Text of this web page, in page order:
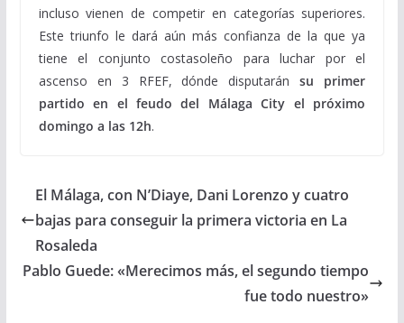
incluso vienen de competir en categorías superiores.
Este triunfo le dará aún más confianza de la que ya
tiene el conjunto costasoleño para luchar por el
ascenso en 3 RFEF, dónde disputarán su primer
partido en el feudo del Málaga City el próximo
domingo a las 12h.
El Málaga, con N’Diaye, Dani Lorenzo y cuatro
bajas para conseguir la primera victoria en La
Rosaleda
Pablo Guede: «Merecimos más, el segundo tiempo
fue todo nuestro»